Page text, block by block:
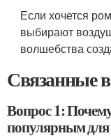
Если хочется
выбирают
волшебства
Связанные
Вопрос 1:
популярным для